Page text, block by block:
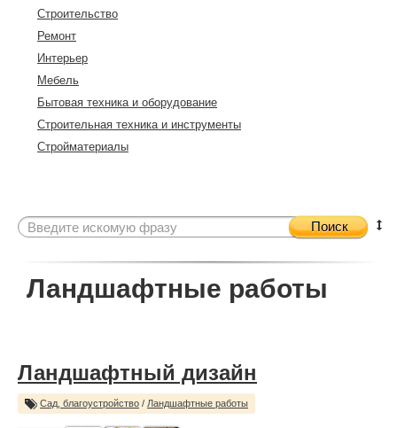
Строительство
Ремонт
Интерьер
Мебель
Бытовая техника и оборудование
Строительная техника и инструменты
Стройматериалы
Поиск
Ландшафтные работы
Ландшафтный дизайн
Сад, благоустройство / Ландшафтные работы